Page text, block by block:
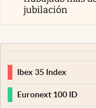
jubilación
Ibex 35 Index
Euronext 100 ID